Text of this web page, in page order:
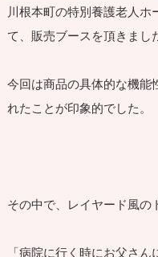
川根本町の特別養護老人ホ
て、販売ブースを頂きまし
今回は商品の具体的な機能
れたことが印象的でした。
その中で、レイヤード風の
「病院に行く時にお父さん